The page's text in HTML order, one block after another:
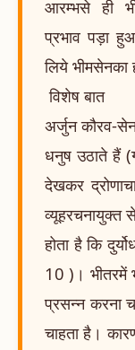
आरम्भसे ही
प्रभाव पड़ा
लिये भीमसेनका
विशेष बात
अर्जुन कौरव-
धनुष उठाते हैं
देखकर
व्यूहरचनायुक्त
होता है कि
10 )। भीतरमें
प्रसन्न करना
चाहता है।